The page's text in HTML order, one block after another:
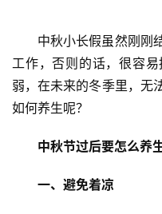
中秋小长假虽然刚刚
工作，否则的话，很容
弱，在未来的冬季里，无
如何养生呢？
中秋节过后要怎么养
一、避免着凉